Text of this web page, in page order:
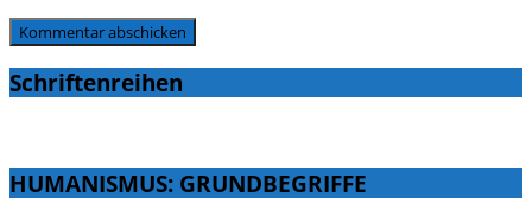
Schriftenreihen
HUMANISMUS: GRUNDBEGRIFFE